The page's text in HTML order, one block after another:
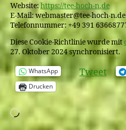
Website: https://tee-hoch-n.de
E-Mail:webmaster@tee-hoch-n.de
Telefonnummer: +49 391
Diese Cookie-Richtlinie wurde mit
27. Oktober 2024 synchronisiert.
WhatsApp Tweet
Drucken
Wird